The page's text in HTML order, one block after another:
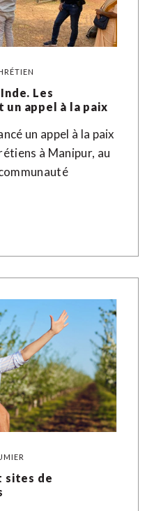
Les
un appel à la paix
un appel à la paix
à Manipur, au
sites de